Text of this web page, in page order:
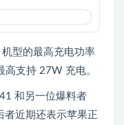
型的最高充电功率
支持 27W 充电。
和另一位爆料者
者近期还表示苹果正